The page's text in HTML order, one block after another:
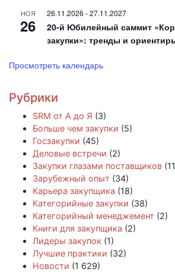
НОЯ
26
26.11.2026 -27.11.2027
20-й Юбилейный саммит
закупки»: тренды и
Просмотреть календарь
Рубрики
SRM от А до Я (3)
Больше чем закупки (5)
Госзакупки (45)
Деловые встречи (2)
Закупки глазами поставщиков
Зарубежный опыт (34)
Карьера закупщика (18)
Категорийные закупки (38)
Категорийный менеджемент (2)
Книги для закупщика (2)
Лидеры закупок (1)
Лучшие практики (32)
Новости (1 629)